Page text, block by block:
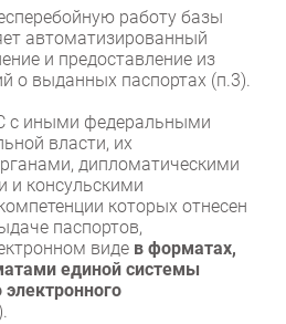
работу базы
автоматизированный
и предоставление из
о выданных паспортах (п.3).
с иными федеральными
власти, их
дипломатическими
и консульскими
которых отнесен
паспортов,
виде в форматах,
единой системы